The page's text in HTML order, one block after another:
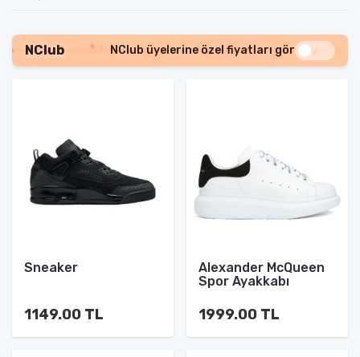
NClub NClub üyelerine özel fiyatları gör
Sneaker
1149.00 TL
Alexander McQueen
Spor Ayakkabı
1999.00 TL